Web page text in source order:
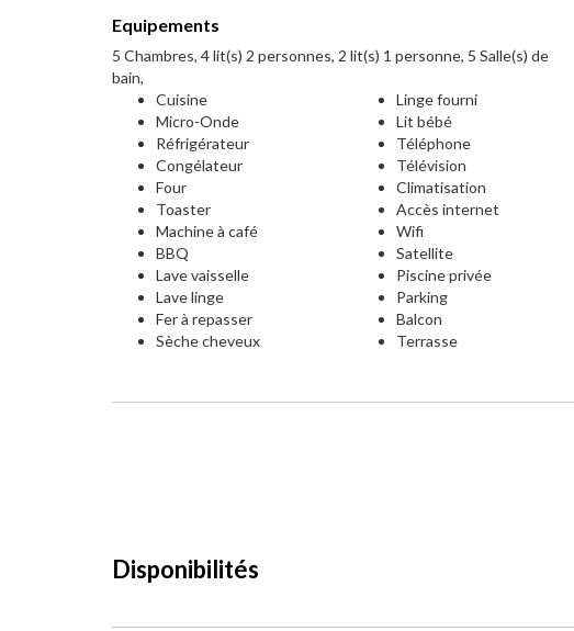
Equipements
5 Chambres, 4 lit(s) 2 personnes, 2 lit(s) 1 personne, 5 Salle(s) de
bain,
Cuisine
Micro-Onde
Réfrigérateur
Congélateur
Four
Toaster
Machine à café
BBQ
Lave vaisselle
Lave linge
Fer à repasser
Sèche cheveux
Linge fourni
Lit bébé
Téléphone
Télévision
Climatisation
Accès internet
Wifi
Satellite
Piscine privée
Parking
Balcon
Terrasse
Disponibilités